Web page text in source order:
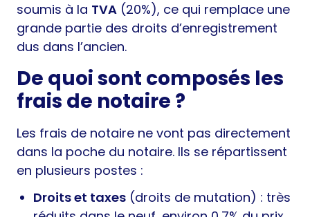
soumis à la TVA (20%), ce qui remplace une
grande partie des droits d’enregistrement
dus dans l’ancien.
De quoi sont composés les
frais de notaire ?
Les frais de notaire ne vont pas directement
dans la poche du notaire. Ils se répartissent
en plusieurs postes :
Droits et taxes (droits de mutation) : très